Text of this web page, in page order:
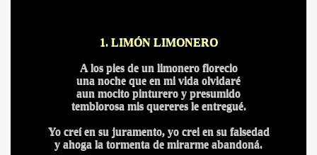
1. LIMÓN LIMONERO
A los pies de un limonero florecio
una noche que en mi vida olvidaré
aun mocito pinturero y presumido
temblorosa mis quereres le entregué.
Yo creí en su juramento, yo crei en su falsedad
y ahoga la tormenta de mirarme abandoná.